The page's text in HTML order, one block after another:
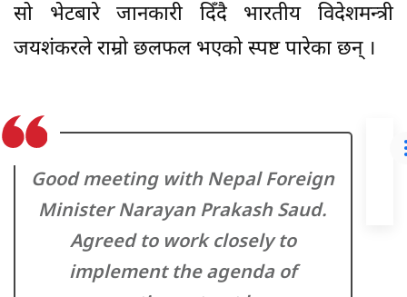
सो भेटबारे जानकारी दिँदै भारतीय विदेशमन्त्री
जयशंकरले राम्रो छलफल भएको स्पष्ट पारेका छन् ।
Good meeting with Nepal Foreign
Minister Narayan Prakash Saud.
Agreed to work closely to
implement the agenda of